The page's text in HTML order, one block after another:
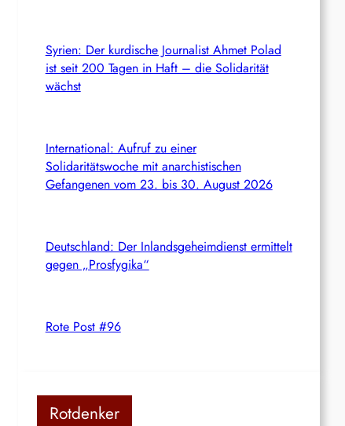
Syrien: Der kurdische Journalist Ahmet Polad
ist seit 200 Tagen in Haft – die Solidarität
wächst
International: Aufruf zu einer
Solidaritätswoche mit anarchistischen
Gefangenen vom 23. bis 30. August 2026
Deutschland: Der Inlandsgeheimdienst ermittelt
gegen „Prosfygika“
Rote Post #96
Rotdenker